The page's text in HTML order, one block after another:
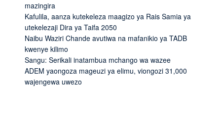
mazingira
Kafulila, aanza kutekeleza maagizo ya Rais Samia ya
utekelezaji Dira ya Taifa 2050
Naibu Waziri Chande avutiwa na mafanikio ya TADB
kwenye kilimo
Sangu: Serikali inatambua mchango wa wazee
ADEM yaongoza mageuzi ya elimu, viongozi 31,000
wajengewa uwezo